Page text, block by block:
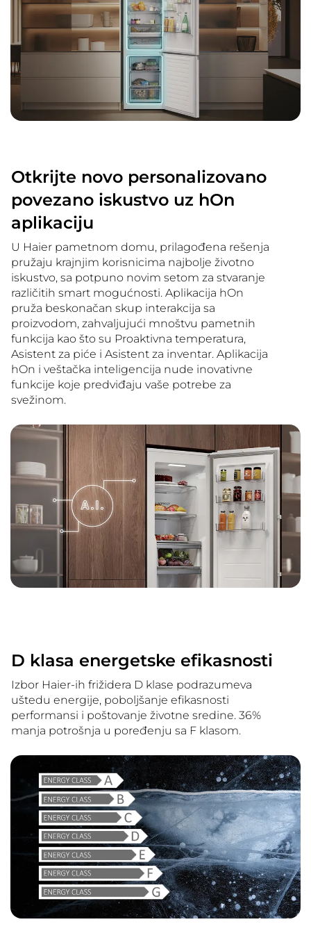
Otkrijte novo personalizovano
povezano iskustvo uz hOn
aplikaciju
U Haier pametnom domu, prilagođena rešenja
pružaju krajnjim korisnicima najbolje životno
iskustvo, sa potpuno novim setom za stvaranje
različitih smart mogućnosti. Aplikacija hOn
pruža beskonačan skup interakcija sa
proizvodom, zahvaljujući mnoštvu pametnih
funkcija kao što su Proaktivna temperatura,
Asistent za piće i Asistent za inventar. Aplikacija
hOn i veštačka inteligencija nude inovativne
funkcije koje predviđaju vaše potrebe za
svežinom.
D klasa energetske efikasnosti
Izbor Haier-ih frižidera D klase podrazumeva
uštedu energije, poboljšanje efikasnosti
performansi i poštovanje životne sredine. 36%
manja potrošnja u poređenju sa F klasom.